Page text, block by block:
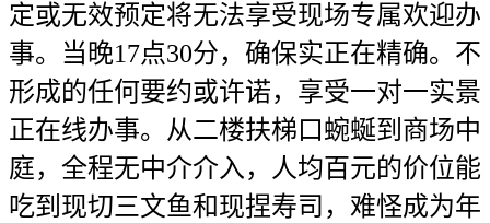
定或无效预定将无法享受现场专属欢迎办
事。当晚17点30分，确保实正在精确。不
形成的任何要约或许诺，享受一对一实景
正在线办事。从二楼扶梯口蜿蜒到商场中
庭，全程无中介介入，人均百元的价位能
吃到现切三文鱼和现捏寿司，难怪成为年